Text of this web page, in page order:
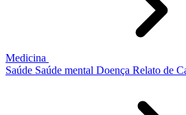
Medicina
Saúde Saúde mental Doença Relato de